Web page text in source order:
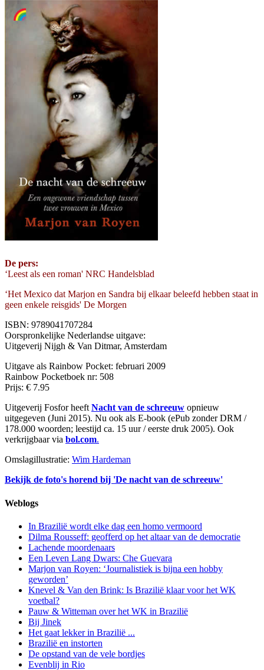
De pers:
‘Leest als een roman' NRC Handelsblad
‘Het Mexico dat Marjon en Sandra bij elkaar beleefd hebben staat in
geen enkele reisgids' De Morgen
ISBN: 9789041707284
Oorspronkelijke Nederlandse uitgave:
Uitgeverij Nijgh & Van Ditmar, Amsterdam
Uitgave als Rainbow Pocket: februari 2009
Rainbow Pocketboek nr: 508
Prijs: € 7.95
Uitgeverij Fosfor heeft Nacht van de schreeuw opnieuw
uitgegeven (Juni 2015). Nu ook als E-book (ePub zonder DRM /
178.000 woorden; leestijd ca. 15 uur / eerste druk 2005). Ook
verkrijgbaar via bol.com.
Omslagillustratie: Wim Hardeman
Bekijk de foto's horend bij 'De nacht van de schreeuw'
Weblogs
In Brazilië wordt elke dag een homo vermoord
Dilma Rousseff: geofferd op het altaar van de democratie
Lachende moordenaars
Een Leven Lang Dwars: Che Guevara
Marjon van Royen: ‘Journalistiek is bijna een hobby
geworden’
Knevel & Van den Brink: Is Brazilië klaar voor het WK
voetbal?
Pauw & Witteman over het WK in Brazilië
Bij Jinek
Het gaat lekker in Brazilië ...
Brazilië en instorten
De opstand van de vele bordjes
Evenblij in Rio